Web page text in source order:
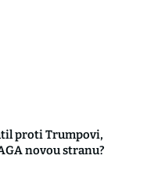
proti Trumpovi,
novou stranu?